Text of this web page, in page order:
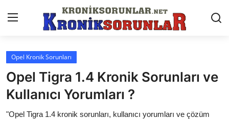
Anasayfa
Markalar
İletişim
Opel Kronik Sorunları
Opel Tigra 1.4 Kronik Sorunları ve
Kullanıcı Yorumları ?
"Opel Tigra 1.4 kronik sorunları, kullanıcı yorumları ve çözüm